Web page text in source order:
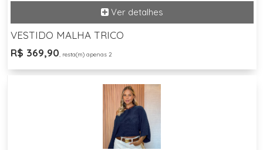
VESTIDO MALHA TRICO
R$ 369,90, resta(m) apenas 2